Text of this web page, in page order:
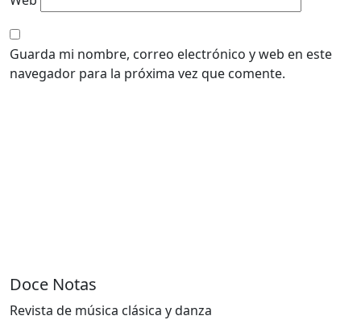
Guarda mi nombre, correo electrónico y web en este
navegador para la próxima vez que comente.
Doce Notas
Revista de música clásica y danza